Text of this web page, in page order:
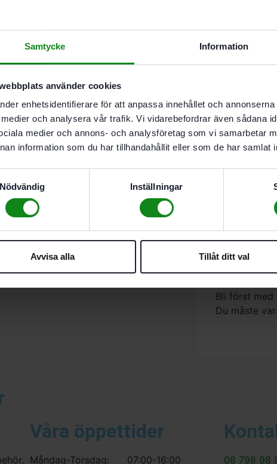
Samtycke Information
använder cookies
enhetsidentifierare för att anpassa innehållet och
och analysera vår trafik. Vi vidarebefordrar även sådana
medier och annons- och analysföretag som vi samarbetar
information som du har tillhandahållit eller som de har samlat
Nödvändig
Inställningar
Avvisa alla Tillåt ditt val
I butikslager.
För
Egenskaper
För
För DF
D 10 mm; NL
Det finns
Bli först med
Du måste
Våra öppettider
Måndag-Torsdag: 07:00-16:00 08 798 98